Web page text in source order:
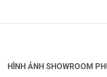
HÌNH ẢNH SHOWROOM